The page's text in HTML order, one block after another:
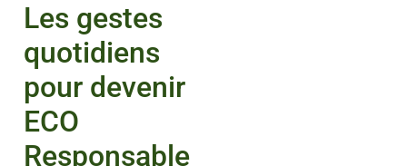
Les gestes
quotidiens
pour devenir
ECO
Responsable